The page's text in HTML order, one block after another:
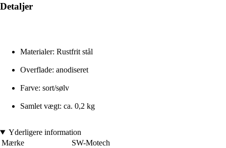
Detaljer
Materialer: Rustfrit stål
Overflade: anodiseret
Farve: sort/sølv
Samlet vægt: ca. 0,2 kg
Yderligere information
Mærke
SW-Motech